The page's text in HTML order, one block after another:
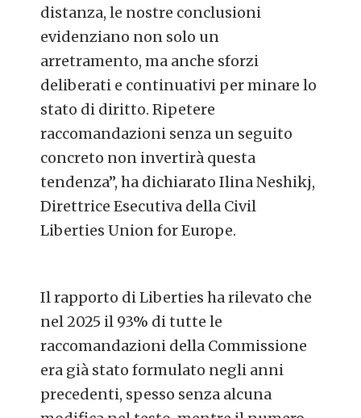
distanza, le nostre conclusioni
evidenziano non solo un
arretramento, ma anche sforzi
deliberati e continuativi per minare lo
stato di diritto. Ripetere
raccomandazioni senza un seguito
concreto non invertirà questa
tendenza”, ha dichiarato Ilina Neshikj,
Direttrice Esecutiva della Civil
Liberties Union for Europe.
Il rapporto di Liberties ha rilevato che
nel 2025 il 93% di tutte le
raccomandazioni della Commissione
era già stato formulato negli anni
precedenti, spesso senza alcuna